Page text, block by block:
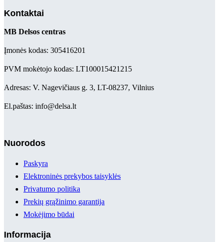
Kontaktai
MB Delsos centras
Įmonės kodas: 305416201
PVM mokėtojo kodas: LT100015421215
Adresas: V. Nagevičiaus g. 3, LT-08237, Vilnius
El.paštas: info@delsa.lt
Nuorodos
Paskyra
Elektroninės prekybos taisyklės
Privatumo politika
Prekių grąžinimo garantija
Mokėjimo būdai
Informacija